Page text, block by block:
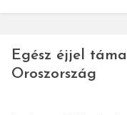
Egész éjjel
Oroszország